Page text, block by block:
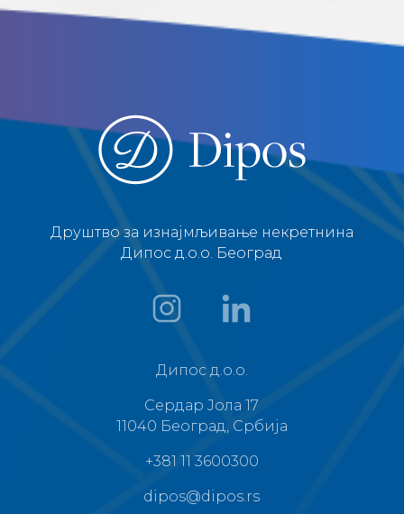
Сердар Јола 17
11040 Београд, Србија
+381 11 3600300
dipos@dipos.rs
Политика приватности
Услови
Политика о колачићима